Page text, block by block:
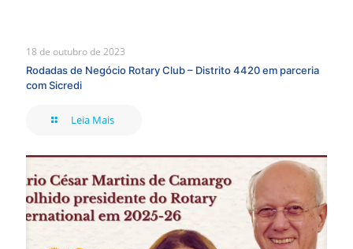
18 de outubro de 2023
Rodadas de Negócio Rotary Club – Distrito 4420 em parceria
com Sicredi
Leia Mais